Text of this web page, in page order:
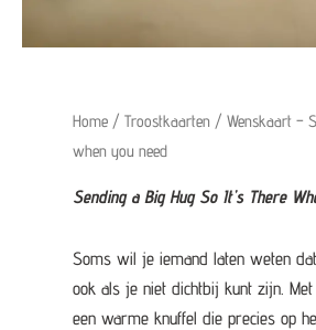
Home/ Troostkaarten / Wenskaart –
when you need
Sending a Big Hug So It’s There
Soms wil je iemand laten weten
ook als je niet dichtbij kunt zijn.
een warme knuffel die precies op